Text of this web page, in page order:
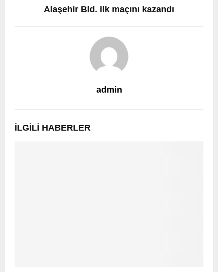
Alaşehir Bld. ilk maçını kazandı
admin
İLGILI HABERLER